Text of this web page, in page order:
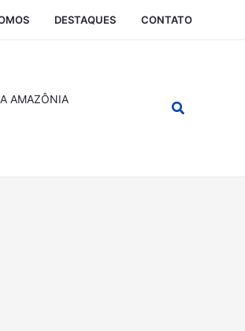
DESTAQUES CONTATO
AMAZÔNIA Pesquisar